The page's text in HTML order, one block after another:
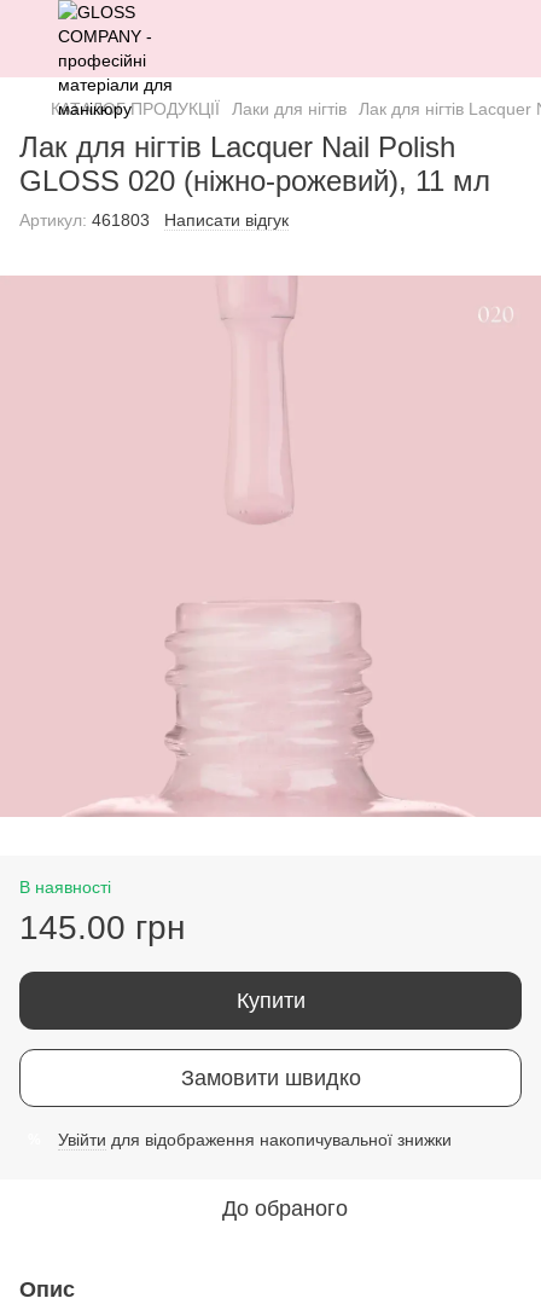
КАТАЛОГ ПРОДУКЦІЇ Лаки для нігтів Лак для нігтів
Лак для нігтів Lacquer Nail Polish
GLOSS 020 (ніжно-рожевий), 11 мл
Артикул: 461803 Написати відгук
В наявності
145.00 грн
Купити
Замовити швидко
Увійти для відображення накопичувальної знижки
До обраного
Опис